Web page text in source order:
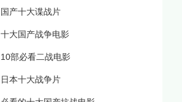
国产十大谍战片
十大国产战争电影
10部必看二战电影
日本十大战争片